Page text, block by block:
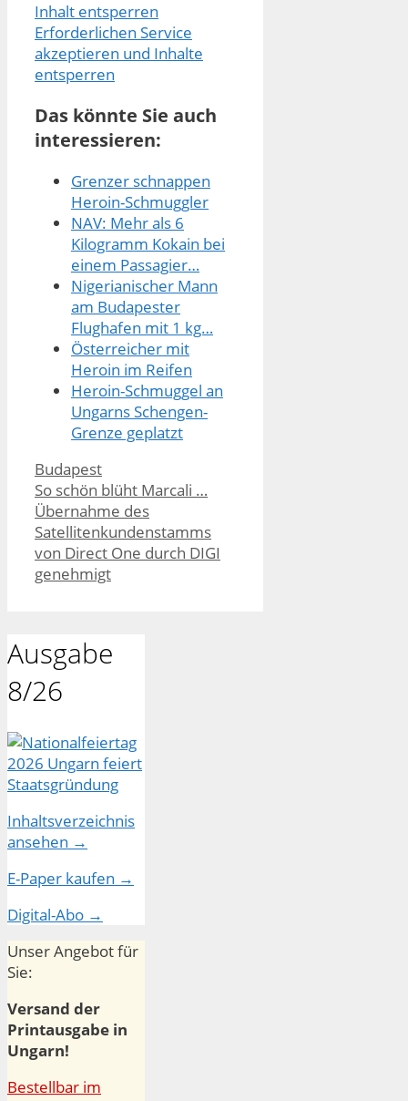
Inhalt entsperren
Erforderlichen Service
akzeptieren und Inhalte
entsperren
Das könnte Sie auch
interessieren:
Grenzer schnappen
Heroin-Schmuggler
NAV: Mehr als 6
Kilogramm Kokain bei
einem Passagier…
Nigerianischer Mann
am Budapester
Flughafen mit 1 kg…
Österreicher mit
Heroin im Reifen
Heroin-Schmuggel an
Ungarns Schengen-
Grenze geplatzt
Kategorien
Budapest
So schön blüht Marcali …
Übernahme des
Satellitenkundenstamms
von Direct One durch DIGI
genehmigt
Ausgabe
8/26
Inhaltsverzeichnis
ansehen →
E-Paper kaufen →
Digital-Abo →
Unser Angebot für
Sie:
Versand der
Printausgabe in
Ungarn!
Bestellbar im